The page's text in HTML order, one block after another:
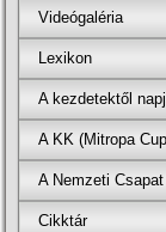
Videógaléria
Lexikon
A kezdetektől
A KK (Mitropa
A Nemzeti
Cikktár